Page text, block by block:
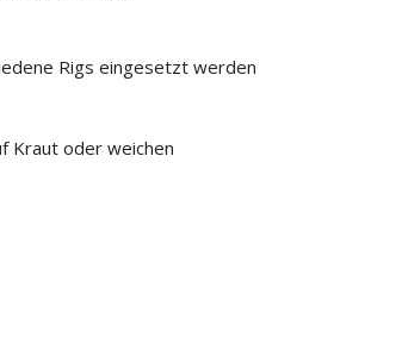
Rigs eingesetzt werden
Kraut oder weichen